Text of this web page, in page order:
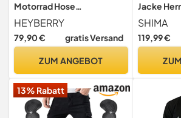
Motorrad Hose
Motorradhose Schwarz mit
Oberschenkeltaschen Gr.
XL
HEYBERRY
79,90 € gratis Versand
ZUM ANGEBOT
Jacke
(Männer,
SHIMA
119,99 €
13% Rabatt